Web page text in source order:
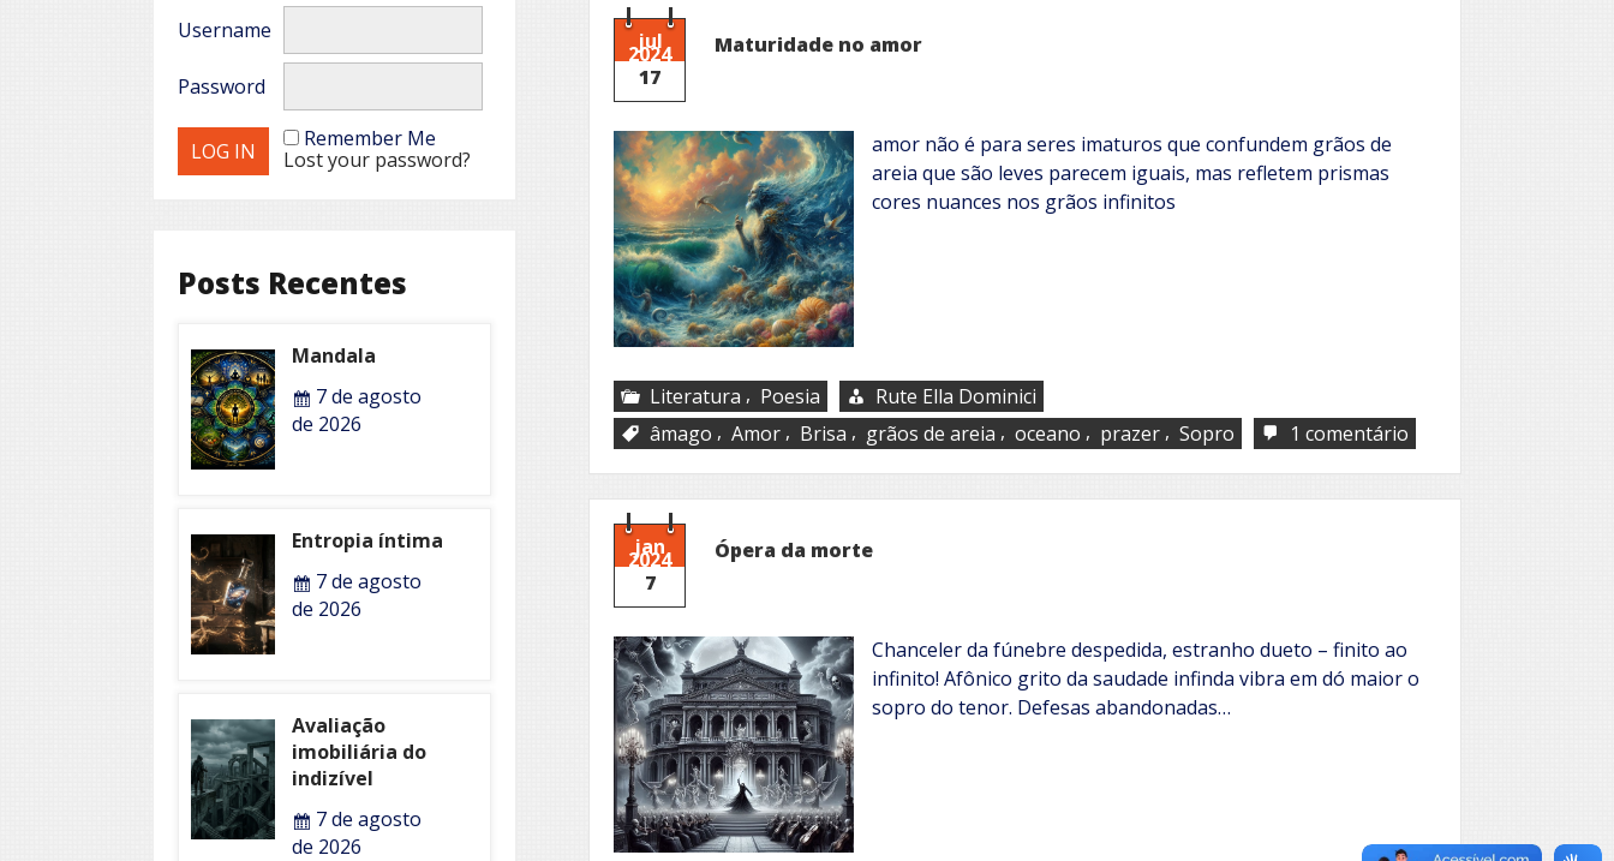
jul
2024
17
Maturidade no amor
amor não é para seres imaturos que confundem grãos de
areia que são leves parecem iguais, mas refletem prismas
cores nuances nos grãos infinitos
Literatura , Poesia
Rute Ella Dominici
âmago , Amor , Brisa , grãos de areia , oceano , prazer , Sopro 1 comentário
Maturidade
no
amor
jan
2024
7
Ópera da morte
Chanceler da fúnebre despedida, estranho dueto – finito ao
infinito! Afônico grito da saudade infinda vibra em dó maior o
sopro do tenor. Defesas abandonadas…
Username
Password
Remember Me
Lost your password?
Posts Recentes
Mandala
7 de agosto
de 2026
Entropia íntima
7 de agosto
de 2026
Avaliação
imobiliária do
indizível
7 de agosto
de 2026